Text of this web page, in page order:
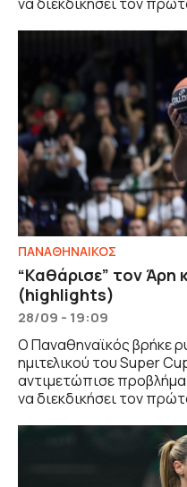
ΠΑΝΑΘΗΝΑΙΚΟΣ
“Καθάρισε” τον Άρη
(highlights)
28/09 - 19:09
Ο Παναθηναϊκός βρήκε
ημιτελικού του Super
αντιμετώπισε
να διεκδικήσει τον